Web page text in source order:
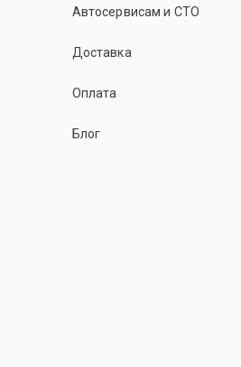
Автосервисам и СТО
Доставка
Оплата
Блог